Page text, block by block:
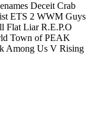
Deceit Crab
ETS 2 WWM Guys
Flat Liar R.E.P.O
Town of PEAK
Among Us V Rising